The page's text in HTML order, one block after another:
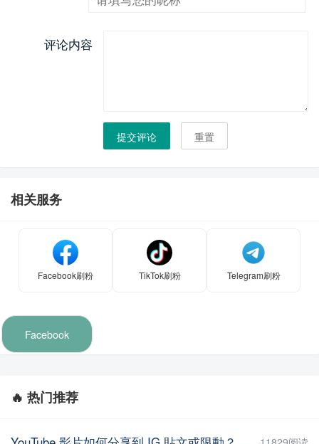
评论内容
提交评论 重置
相关服务
Facebook刷粉 TikTok刷粉 Telegram刷粉
Facebook
🔥 热门推荐